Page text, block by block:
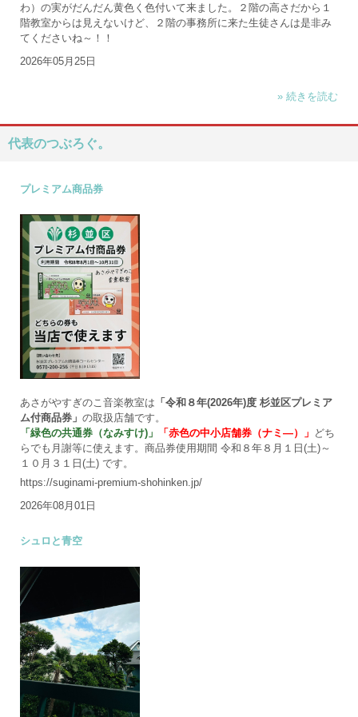
わ）の実がだんだん黄色く色付いて来ました。２階の高さだから１
階教室からは見えないけど、２階の事務所に来た生徒さんは是非み
てくださいね～！！
2026年05月25日
» 続きを読む
代表のつぶろぐ。
プレミアム商品券
あさがやすぎのこ音楽教室は 「令和８年(2026年)度 杉並区プレミア
ム付商品券」 の取扱店舗です。
「緑色の共通券（なみすけ)」
「赤色の中小店舗券（ナミ―）」 どち
らでも月謝等に使えます。商品券使用期間 令和８年８月１日(土)～
１０月３１日(土) です。
https://suginami-premium-shohinken.jp/
2026年08月01日
シュロと青空